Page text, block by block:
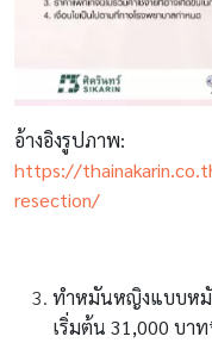
อ้างอิงรูปภาพ:
https://
resection/
ทำหมันหญิงแบบหมั
เริ่มต้น 31,000 บา